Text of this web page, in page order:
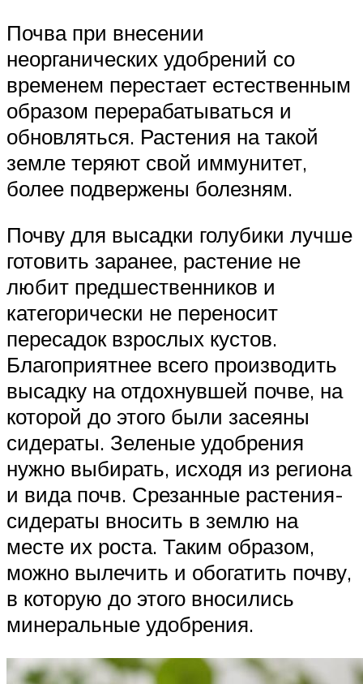
Почва при внесении
неорганических удобрений со
временем перестает естественным
образом перерабатываться и
обновляться. Растения на такой
земле теряют свой иммунитет,
более подвержены болезням.
Почву для высадки голубики лучше
готовить заранее, растение не
любит предшественников и
категорически не переносит
пересадок взрослых кустов.
Благоприятнее всего производить
высадку на отдохнувшей почве, на
которой до этого были засеяны
сидераты. Зеленые удобрения
нужно выбирать, исходя из региона
и вида почв. Срезанные растения-
сидераты вносить в землю на
месте их роста. Таким образом,
можно вылечить и обогатить почву,
в которую до этого вносились
минеральные удобрения.